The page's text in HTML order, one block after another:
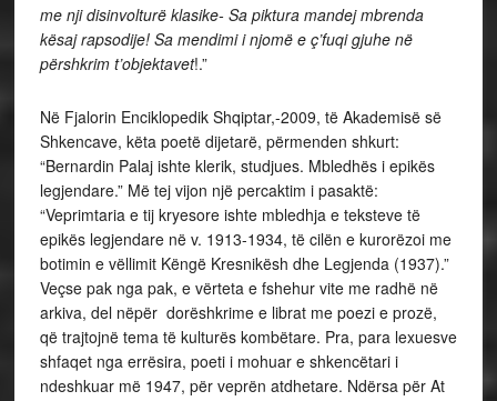
me nji disinvolturë klasike- Sa piktura mandej mbrenda
kësaj rapsodije! Sa mendimi i njomë e ç’fuqi gjuhe në
përshkrim t’objektavet!.”
Në Fjalorin Enciklopedik Shqiptar,-2009, të Akademisë së
Shkencave, këta poetë dijetarë, përmenden shkurt:
“Bernardin Palaj ishte klerik, studjues. Mbledhës i epikës
legjendare.” Më tej vijon një percaktim i pasaktë:
“Veprimtaria e tij kryesore ishte mbledhja e teksteve të
epikës legjendare në v. 1913-1934, të cilën e kurorëzoi me
botimin e vëllimit Këngë Kresnikësh dhe Legjenda (1937).”
Veçse pak nga pak, e vërteta e fshehur vite me radhë në
arkiva, del nëpër dorëshkrime e librat me poezi e prozë,
që trajtojnë tema të kulturës kombëtare. Pra, para lexuesve
shfaqet nga errësira, poeti i mohuar e shkencëtari i
ndeshkuar më 1947, për veprën atdhetare. Ndërsa për At